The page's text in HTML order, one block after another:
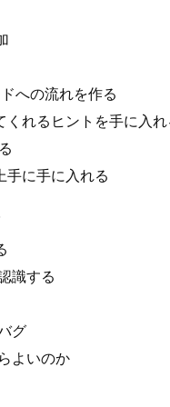
への流れを作る
くれるヒントを手に入
手に手に入れる
識する
グ
よいのか